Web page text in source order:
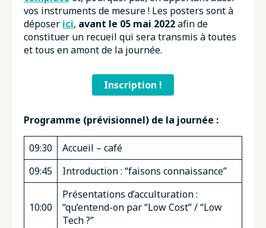
vos instruments de mesure ! Les posters sont à
déposer ici, avant le 05 mai 2022afin de
constituer un recueil qui sera transmis à toutes
et tous en amont de la journée.
Inscription !
Programme (prévisionnel) de la journée :
09:30
Accueil – café
09:45
Introduction : “faisons connaissance”
10:00
Présentations d’acculturation :
“qu’entend-on par “Low Cost” / “Low
Tech ?”